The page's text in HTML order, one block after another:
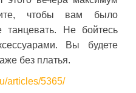
чтобы вам было
танцевать. Не бойтесь
Вы будете
без платья.
articles/5365/